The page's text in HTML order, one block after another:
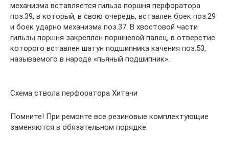
механизма вставляется гильза поршня перфоратора
поз.39, в который, в свою очередь, вставлен боек поз.29
и боек ударно механизма поз.37. В хвостовой части
гильзы поршня закреплен поршневой палец, в отверстие
которого вставлен шатун подшипника качения поз.53,
называемого в народе «пьяный подшипник».
Схема ствола перфоратора Хитачи
Помните! При ремонте все резиновые комплектующие
заменяются в обязательном порядке.